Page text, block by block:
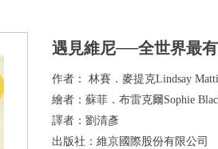
遇見維尼──全世界最
作者： 林賽．麥提克Lindsay
繪者： 蘇菲．布雷克爾Sophie
譯者： 劉清彥
出版社： 維京國際股份有限公司